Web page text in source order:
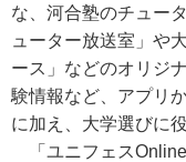
な、河合塾のチュー
ューター放送室」や
ース」などのオリジ
験情報など、アプリ
に加え、大学選びに
「ユニフェス